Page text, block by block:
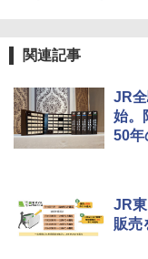
関連記事
JR
始。
50年
JR
販売